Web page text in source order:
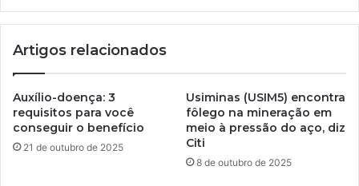
Artigos relacionados
Auxílio-doença: 3
requisitos para você
conseguir o benefício
21 de outubro de 2025
Usiminas (USIM5) encontra
fôlego na mineração em
meio à pressão do aço, diz
Citi
8 de outubro de 2025